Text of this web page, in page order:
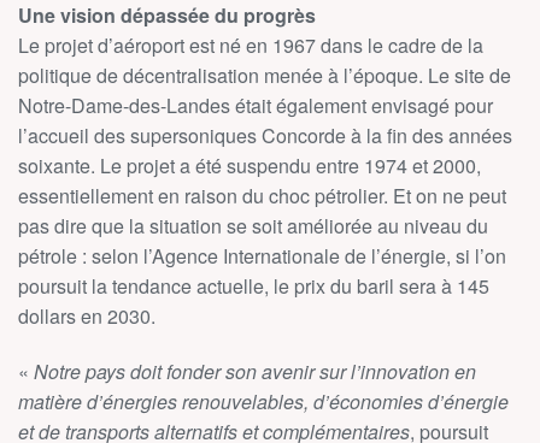
Une vision dépassée du progrès
Le projet d’aéroport est né en 1967 dans le cadre de la
politique de décentralisation menée à l’époque. Le site de
Notre-Dame-des-Landes était également envisagé pour
l’accueil des supersoniques Concorde à la fin des années
soixante. Le projet a été suspendu entre 1974 et 2000,
essentiellement en raison du choc pétrolier. Et on ne peut
pas dire que la situation se soit améliorée au niveau du
pétrole : selon l’Agence Internationale de l’énergie, si l’on
poursuit la tendance actuelle, le prix du baril sera à 145
dollars en 2030.
« Notre pays doit fonder son avenir sur l’innovation en
matière d’énergies renouvelables, d’économies d’énergie
et de transports alternatifs et complémentaires, poursuit